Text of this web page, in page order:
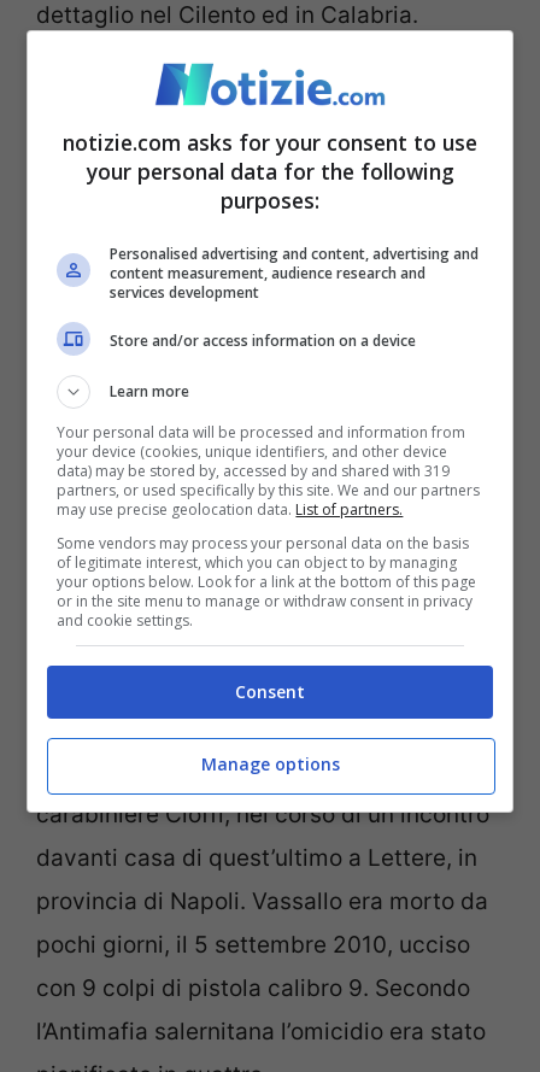
dettaglio nel Cilento ed in Calabria.
La prospettiva della perdita dell’onore (ANSA FOTO) –
Notizie.com
Né come Vassallo avesse scoperto il giro
né l’esecutore materiale o gli esecutori
materiali sono indicati negli atti
dell’inchiesta. Ma a breve potrebbero
esserci nuove rivelazioni. “
pescatore lo abbiamo messo a posto”,
diceva Ridosso, uno degli arrestati, al
carabiniere Cioffi, nel corso di un incontro
davanti casa di quest’ultimo a Lettere, in
provincia di Napoli. Vassallo era morto da
pochi giorni, il 5 settembre 2010, ucciso
con 9 colpi di pistola calibro 9. Secondo
l’Antimafia salernitana l’omicidio era stato
notizie.com asks for your consent to use
your personal data for the following
purposes:
Personalised advertising and content, advertising and
content measurement, audience research and
services development
Store and/or access information on a device
Learn more
Your personal data will be processed and information from
your device (cookies, unique identifiers, and other device
data) may be stored by, accessed by and shared with 319
partners, or used specifically by this site. We and our partners
may use precise geolocation data. List of partners.
Some vendors may process your personal data on the basis
of legitimate interest, which you can object to by managing
your options below. Look for a link at the bottom of this page
or in the site menu to manage or withdraw consent in privacy
and cookie settings.
Consent
Manage options